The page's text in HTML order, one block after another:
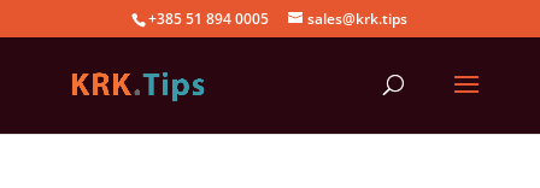
+385 51 894 0005 sales@krk.tips